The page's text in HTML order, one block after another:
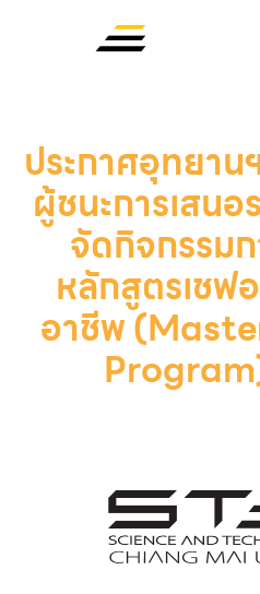
ประกาศอุทยาน
ผู้ชนะการเสนอ
จัดกิจกรรม
หลักสูตรเชฟ
อาชีพ